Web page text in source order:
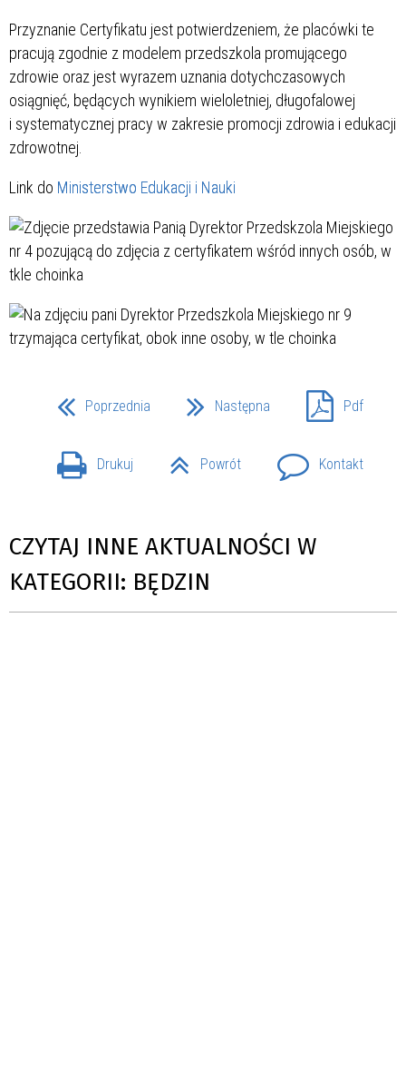
Przyznanie Certyfikatu jest potwierdzeniem, że placówki te
pracują zgodnie z modelem przedszkola promującego
zdrowie oraz jest wyrazem uznania dotychczasowych
osiągnięć, będących wynikiem wieloletniej, długofalowej
i systematycznej pracy w zakresie promocji zdrowia i edukacji
zdrowotnej.
Link do Ministerstwo Edukacji i Nauki
Poprzednia Następna Pdf
Drukuj Powrót Kontakt
CZYTAJ INNE AKTUALNOŚCI W
KATEGORII: BĘDZIN